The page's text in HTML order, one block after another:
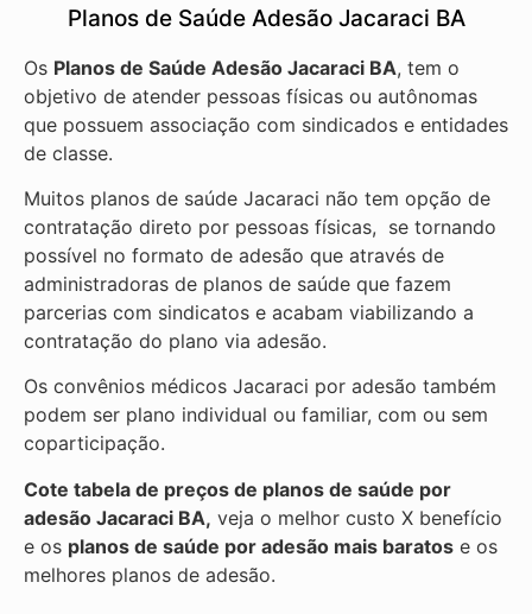
Planos de Saúde Adesão Jacaraci BA
Os Planos de Saúde Adesão Jacaraci BA, tem o
objetivo de atender pessoas físicas ou autônomas
que possuem associação com sindicados e entidades
de classe.
Muitos planos de saúde Jacaraci não tem opção de
contratação direto por pessoas físicas, se tornando
possível no formato de adesão que através de
administradoras de planos de saúde que fazem
parcerias com sindicatos e acabam viabilizando a
contratação do plano via adesão.
Os convênios médicos Jacaraci por adesão também
podem ser plano individual ou familiar, com ou sem
coparticipação.
Cote tabela de preços de planos de saúde por
adesão Jacaraci BA, veja o melhor custo X benefício
e os planos de saúde por adesão mais baratos e os
melhores planos de adesão.